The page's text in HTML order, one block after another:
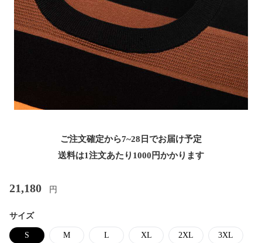
ご注文確定から7~28日でお届け予定
送料は1注文あたり 1000 円かかります
21,180 円
サイズ
S M L XL 2XL 3XL